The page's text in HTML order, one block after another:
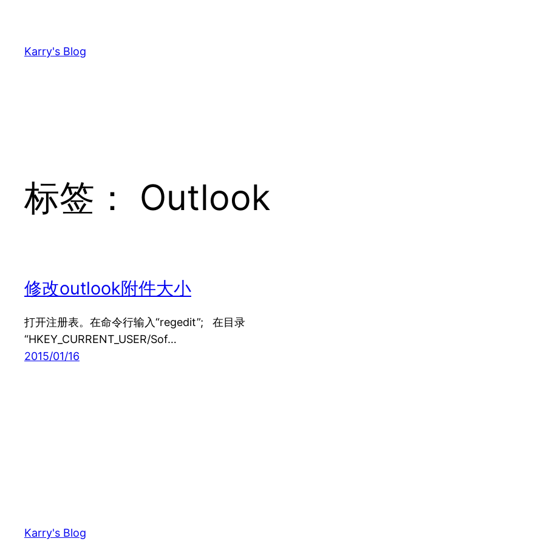
Karry's Blog
标签： Outlook
修改outlook附件大小
打开注册表。在命令行输入“regedit”; 在目录
“HKEY_CURRENT_USER/Sof…
2015/01/16
Karry's Blog